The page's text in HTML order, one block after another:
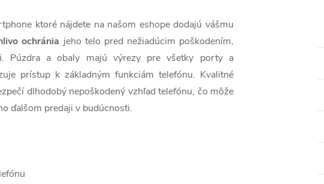
ktoré nájdete na našom eshope dodajú vášmu
ochránia jeho telo pred nežiadúcim poškodením,
Púzdra a obaly majú výrezy pre všetky porty a
prístup k základným funkciám telefónu. Kvalitné
dlhodobý nepoškodený vzhľad telefónu, čo môže
ďalšom predaji v budúcnosti.